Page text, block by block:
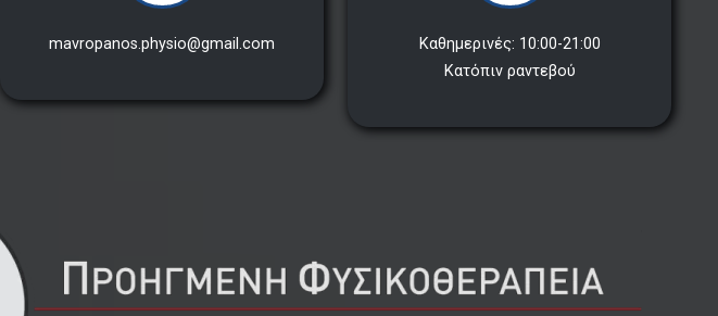
mavropanos.physio@gmail.com
Καθημερινές: 10:00-21:00
Κατόπιν ραντεβού